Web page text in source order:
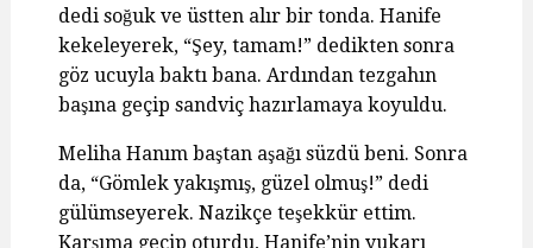
dedi soğuk ve üstten alır bir tonda. Hanife
kekeleyerek, “Şey, tamam!” dedikten sonra
göz ucuyla baktı bana. Ardından tezgahın
başına geçip sandviç hazırlamaya koyuldu.
Meliha Hanım baştan aşağı süzdü beni. Sonra
da, “Gömlek yakışmış, güzel olmuş!” dedi
gülümseyerek. Nazikçe teşekkür ettim.
Karşıma geçip oturdu, Hanife’nin yukarı